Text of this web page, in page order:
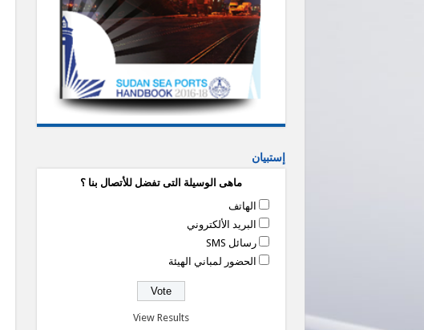
إستبيان
ماهى الوسيلة التى تفضل للأتصال بنا ؟
الهاتف
البريد الألكتروني
رسائل SMS
الحضور لمباني الهيئة
View Results